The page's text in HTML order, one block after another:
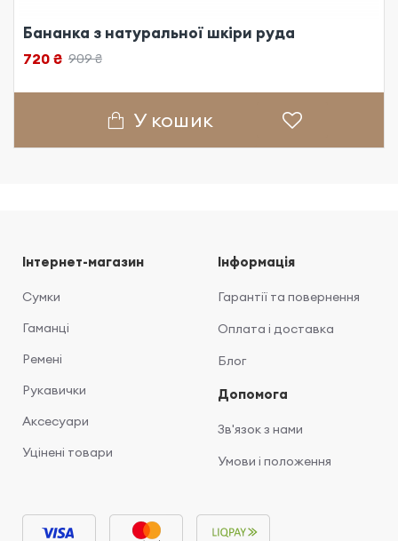
Бананка з натуральної шкіри руда
720 ₴ 909 ₴
У кошик
Інтернет-магазин
Сумки
Гаманці
Ремені
Рукавички
Аксесуари
Уцінені товари
Інформація
Гарантії та повернення
Оплата і доставка
Блог
Допомога
Зв'язок з нами
Умови і положення